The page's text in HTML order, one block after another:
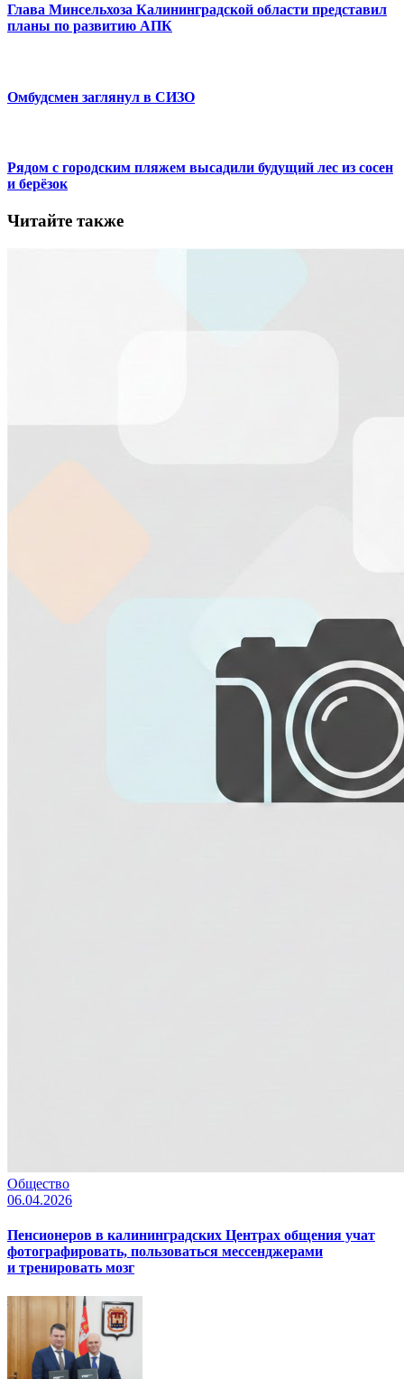
Глава Минсельхоза Калининградской области представил
планы по развитию АПК
Омбудсмен заглянул в СИЗО
Рядом с городским пляжем высадили будущий лес из сосен
и берёзок
Читайте также
Общество
06.04.2026
Пенсионеров в калининградских Центрах общения учат
фотографировать, пользоваться мессенджерами
и тренировать мозг